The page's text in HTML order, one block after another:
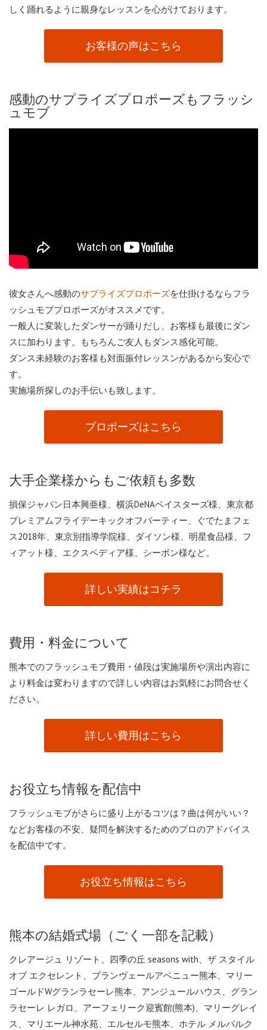
しく踊れるように親身なレッスンを心がけております。
お客様の声はこちら
感動のサプライズプロポーズもフラッシ
ュモブ
彼女さんへ感動のサプライズプロポーズを仕掛けるならフラ
ッシュモブプロポーズがオススメです。
一般人に変装したダンサーが踊りだし、お客様も最後にダン
スに加わります。もちろんご友人もダンス感化可能。
ダンス未経験のお客様も対面振付レッスンがあるから安心で
す。
実施場所探しのお手伝いも致します。
プロポーズはこちら
大手企業様からもご依頼も多数
損保ジャパン日本興亜様、横浜DeNAベイスターズ様、東京都
プレミアムフライデーキックオフパーティー、ぐでたまフェ
ス2018年、東京別指導学院様、ダイソン様、明星食品様、フ
ィアット様、エクスペディア様、シーボン様など。
詳しい実績はコチラ
費用・料金について
熊本でのフラッシュモブ費用・値段は実施場所や演出内容に
より料金は変わりますので詳しい内容はお気軽にお問合せく
ださい。
詳しい費用はこちら
お役立ち情報を配信中
フラッシュモブがさらに盛り上がるコツは？曲は何がいい？
などお客様の不安、疑問を解決するためのプロのアドバイス
を配信中です。
お役立ち情報はこちら
熊本の結婚式場（ごく一部を記載）
クレアージュ リゾート、四季の丘 seasons with、ザ スタイル
オブ エクセレント、ブランヴェールアベニュー熊本、マリー
ゴールドWグランラセーレ熊本、アンジュールハウス、グラン
ラセーレ レガロ、アーフェリーク迎賓館(熊本)、マリーグレイ
ス、マリエール神水苑、エルセルモ熊本、ホテル メルパルク